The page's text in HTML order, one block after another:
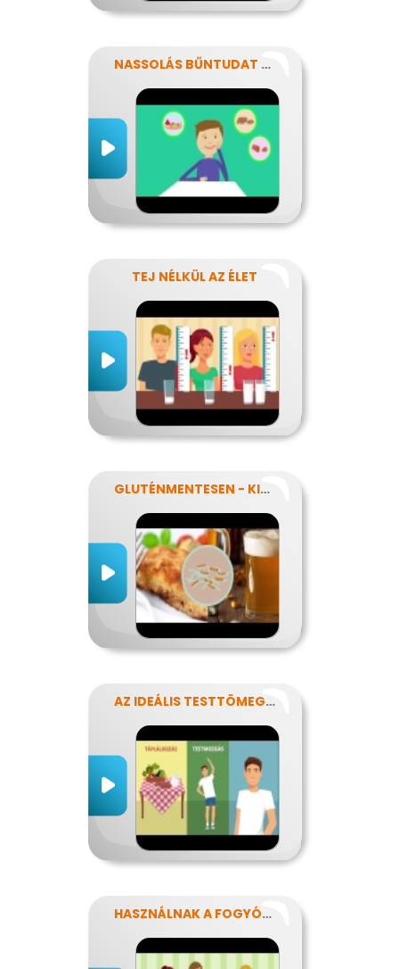
NASSOLÁS BŰNTUDAT NÉLKÜL
TEJ NÉLKÜL AZ ÉLET
GLUTÉNMENTESEN - KINEK IS?!
AZ IDEÁLIS TESTTÖMEG TITKAI
HASZNÁLNAK A FOGYÓKÚRÁK?